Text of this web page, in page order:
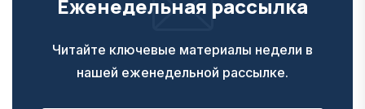
Еженедельная рассылка
Читайте ключевые материалы недели в
нашей еженедельной рассылке.